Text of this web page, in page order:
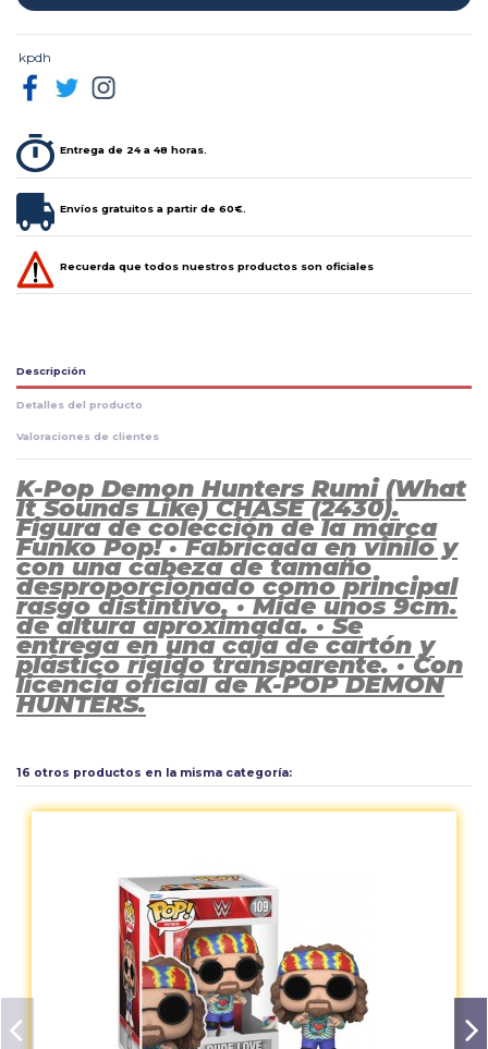
kpdh
Entrega de 24 a 48 horas.
Envíos gratuitos a partir de 60€.
Recuerda que todos nuestros productos son oficiales
Descripción
Detalles del producto
Valoraciones de clientes
K-Pop Demon Hunters Rumi (What
It Sounds Like) CHASE (2430).
Figura de colección de la marca
Funko Pop! · Fabricada en vinilo y
con una cabeza de tamaño
desproporcionado como principal
rasgo distintivo. · Mide unos 9cm.
de altura aproximada. · Se
entrega en una caja de cartón y
plástico rígido transparente. · Con
licencia oficial de K-POP DEMON
HUNTERS.
16 otros productos en la misma categoría: